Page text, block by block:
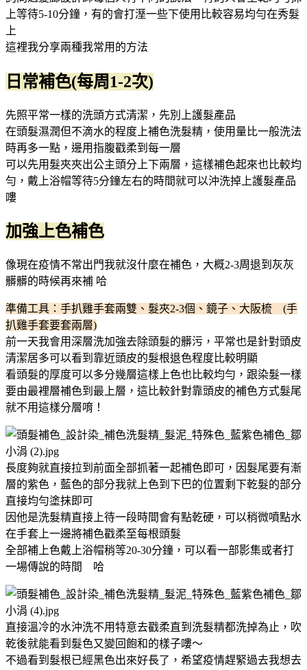
上等待5-10分鐘，有的會打溼一些下使用比較容易均勻在秀髮
上
這裡我分享兩種我常用的方法
日常補色(每周1-2次)
先照平常一樣的洗頭方式清潔，先別上護髮產品
在頭髮濕潤但不滴水的程度上補色洗髮精，使用量比一般洗法
時再多一點，邊用指腹戳柔到每一層
可以先用髮夾夾出公主頭分上下兩層，這樣補色起來也比較均
勻，戴上浴帽等待5分鐘左右的時間就可以沖洗掉上護髮產品
嘍
加強上色補色
像現在疫情不常出門我就沒什麼在補色，大概2-3周退到灰灰
髒髒的時候再來補 哈
準備工具：手扒雞手套兩雙、髮夾2-3個、鏡子、大阪梳 (手
扒雞手套要套兩層)
前一天我會用深層洗加強去除頭髮的髒污，平常也是針對頭皮
清潔居多可以看到靠近頭皮的髮根退色程度比較明顯
看頭髮的厚度可以多分幾層這樣上色也比較均勻，跟染髮一樣
要由最裡層補色到最上層，這比較針對靠頭皮的補色方式髮尾
就不用這樣分層唷！
長度夠就直接拉到前面全部抓著一起補色即可，因髮尾要有漸
層的紫色，藍色的部分我就上色到下巴的位置剩下乾髮的部分
直接均勻塗抹即可
因他是洗髮精直接上待一段時間會有點乾硬，可以稍微噴點水
在手套上一邊將補色戳柔至每根頭髮
全部補上色戴上浴帽稍等20-30分鐘，可以看一部影集或者打
一場傳說的時間 哈
直接溫冷的水沖洗不用特意去戳柔直到洗髮精都洗掉為止，吹
乾後就能看到髮色又變回飽和的樣子嘍～
不過看到髮根已經黑色出來好長了，希望疫情趕緊過去我想去